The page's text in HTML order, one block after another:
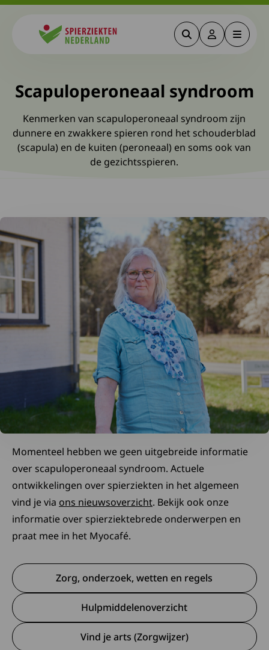
ZoekenDeze link
Menu
Scapuloperoneaal syndroom
Kenmerken van scapuloperoneaal syndroom zijn
dunnere en zwakkere spieren rond het schouderblad
(scapula) en de kuiten (peroneaal) en soms ook van
de gezichtsspieren.
Momenteel hebben we geen uitgebreide informatie
over scapuloperoneaal syndroom. Actuele
ontwikkelingen over spierziekten in het algemeen
vind je via ons nieuwsoverzicht. Bekijk ook onze
informatie over spierziektebrede onderwerpen en
praat mee in het Myocafé.
Zorg, onderzoek, wetten en regels
Hulpmiddelenoverzicht
Vind je arts (Zorgwijzer)